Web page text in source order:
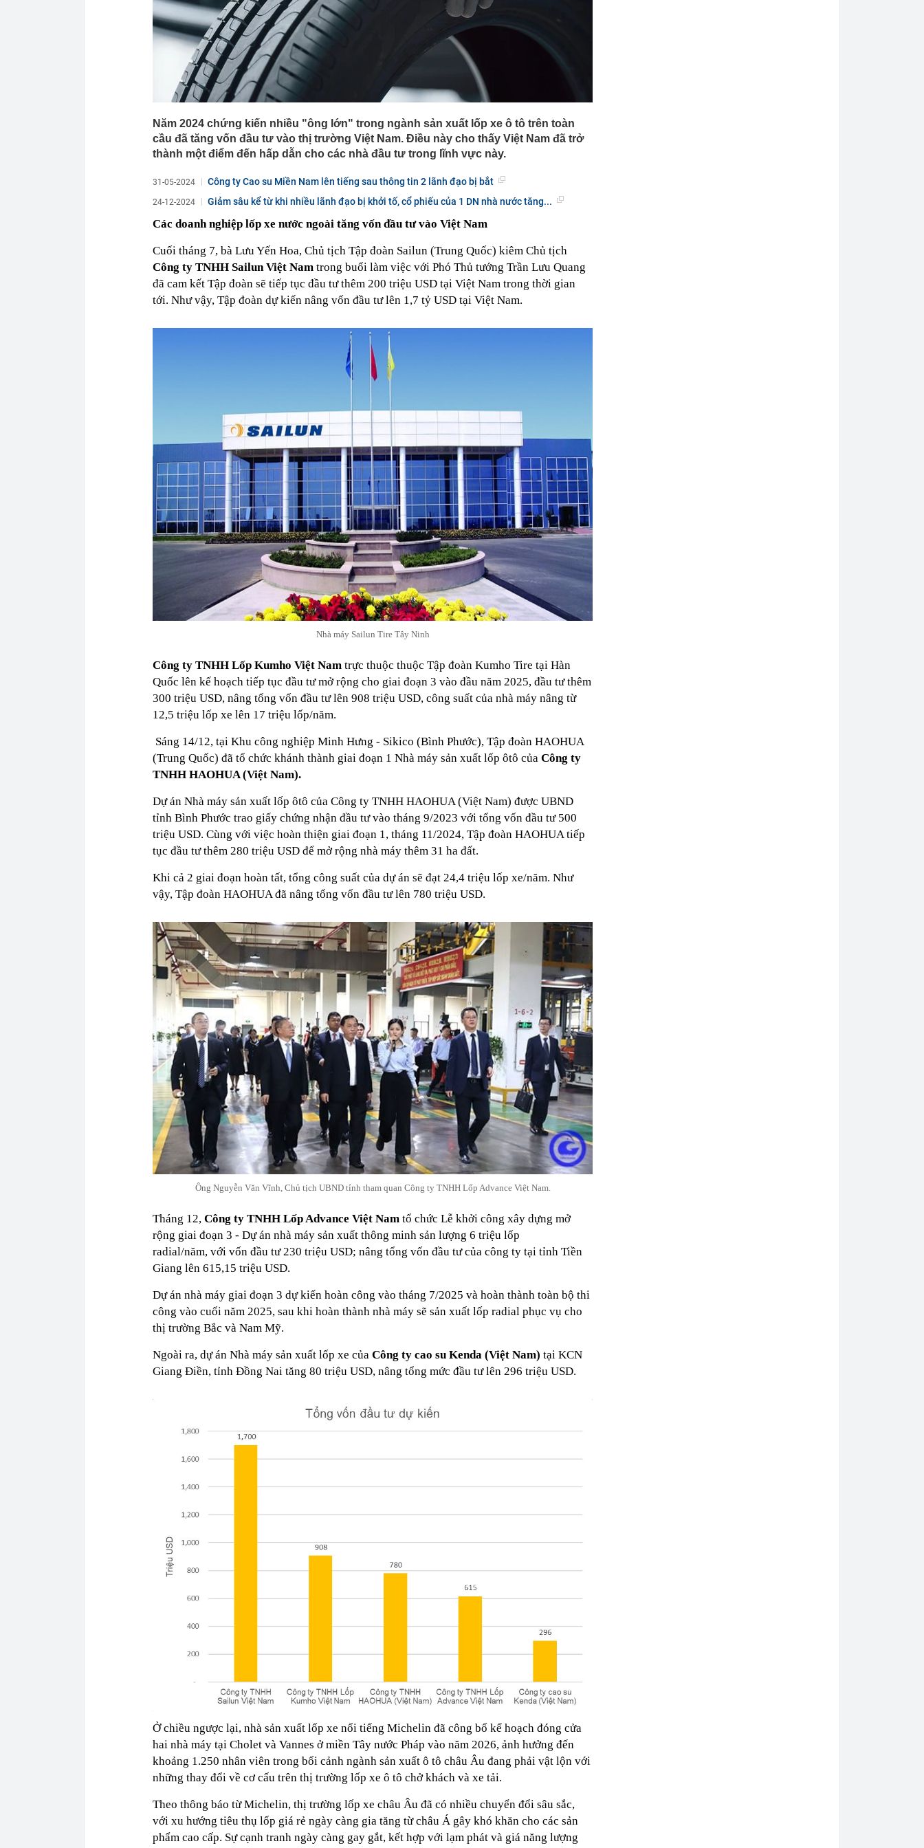
Năm 2024 chứng kiến nhiều "ông lớn" trong ngành sản xuất lốp xe ô tô trên toàn
cầu đã tăng vốn đầu tư vào thị trường Việt Nam. Điều này cho thấy Việt Nam đã trở
thành một điểm đến hấp dẫn cho các nhà đầu tư trong lĩnh vực này.
31-05-2024 Công ty Cao su Miền Nam lên tiếng sau thông tin 2 lãnh đạo bị bắt
24-12-2024 Giảm sâu kể từ khi nhiều lãnh đạo bị khởi tố, cổ phiếu của 1 DN nhà nước tăng...
Các doanh nghiệp lốp xe nước ngoài tăng vốn đầu tư vào Việt Nam
Cuối tháng 7, bà Lưu Yến Hoa , Chủ tịch Tập đoàn Sailun (Trung Quốc) kiêm Chủ tịch
Công ty TNHH Sailun Việt Nam trong buổi làm việc với Phó Thủ tướng Trần Lưu Quang
đã cam kết Tập đoàn sẽ tiếp tục đầu tư thêm 200 triệu USD tại Việt Nam trong thời gian
tới. Như vậy, Tập đoàn dự kiến nâng vốn đầu tư lên 1,7 tỷ USD tại Việt Nam.
Nhà máy Sailun Tire Tây Ninh
Công ty TNHH Lốp Kumho Việt Nam trực thuộc thuộc Tập đoàn Kumho Tire tại Hàn
Quốc lên kế hoạch tiếp tục đầu tư mở rộng cho giai đoạn 3 vào đầu năm 2025, đầu tư thêm
300 triệu USD, nâng tổng vốn đầu tư lên 908 triệu USD, công suất của nhà máy nâng từ
12,5 triệu lốp xe lên 17 triệu lốp/năm.
Sáng 14/12, tại Khu công nghiệp Minh Hưng - Sikico (Bình Phước), Tập đoàn HAOHUA
(Trung Quốc) đã tổ chức khánh thành giai đoạn 1 Nhà máy sản xuất lốp ôtô của Công ty
TNHH HAOHUA (Việt Nam).
Dự án Nhà máy sản xuất lốp ôtô của Công ty TNHH HAOHUA (Việt Nam) được UBND
tỉnh Bình Phước trao giấy chứng nhận đầu tư vào tháng 9/2023 với tổng vốn đầu tư 500
triệu USD. Cùng với việc hoàn thiện giai đoạn 1, tháng 11/2024, Tập đoàn HAOHUA tiếp
tục đầu tư thêm 280 triệu USD để mở rộng nhà máy thêm 31 ha đất.
Khi cả 2 giai đoạn hoàn tất, tổng công suất của dự án sẽ đạt 24,4 triệu lốp xe/năm. Như
vậy, Tập đoàn HAOHUA đã nâng tổng vốn đầu tư lên 780 triệu USD.
Ông Nguyễn Văn Vĩnh, Chủ tịch UBND tỉnh tham quan Công ty TNHH Lốp Advance Việt Nam.
Tháng 12, Công ty TNHH Lốp Advance Việt Nam tổ chức Lễ khởi công xây dựng mở
rộng giai đoạn 3 - Dự án nhà máy sản xuất thông minh sản lượng 6 triệu lốp
radial/năm, với vốn đầu tư 230 triệu USD; nâng tổng vốn đầu tư của công ty tại tỉnh Tiền
Giang lên 615,15 triệu USD.
Dự án nhà máy giai đoạn 3 dự kiến hoàn công vào tháng 7/2025 và hoàn thành toàn bộ thi
công vào cuối năm 2025, sau khi hoàn thành nhà máy sẽ sản xuất lốp radial phục vụ cho
thị trường Bắc và Nam Mỹ.
Ngoài ra, dự án Nhà máy sản xuất lốp xe của Công ty cao su Kenda (Việt Nam) tại KCN
Giang Điền, tỉnh Đồng Nai tăng 80 triệu USD, nâng tổng mức đầu tư lên 296 triệu USD.
Ở chiều ngược lại, nhà sản xuất lốp xe nổi tiếng Michelin đã công bố kế hoạch đóng cửa
hai nhà máy tại Cholet và Vannes ở miền Tây nước Pháp vào năm 2026, ảnh hưởng đến
khoảng 1.250 nhân viên trong bối cảnh ngành sản xuất ô tô châu Âu đang phải vật lộn với
những thay đổi về cơ cấu trên thị trường lốp xe ô tô chở khách và xe tải.
Theo thông báo từ Michelin, thị trường lốp xe châu Âu đã có nhiều chuyển đổi sâu sắc,
với xu hướng tiêu thụ lốp giá rẻ ngày càng gia tăng từ châu Á gây khó khăn cho các sản
phẩm cao cấp. Sự cạnh tranh ngày càng gay gắt, kết hợp với lạm phát và giá năng lượng